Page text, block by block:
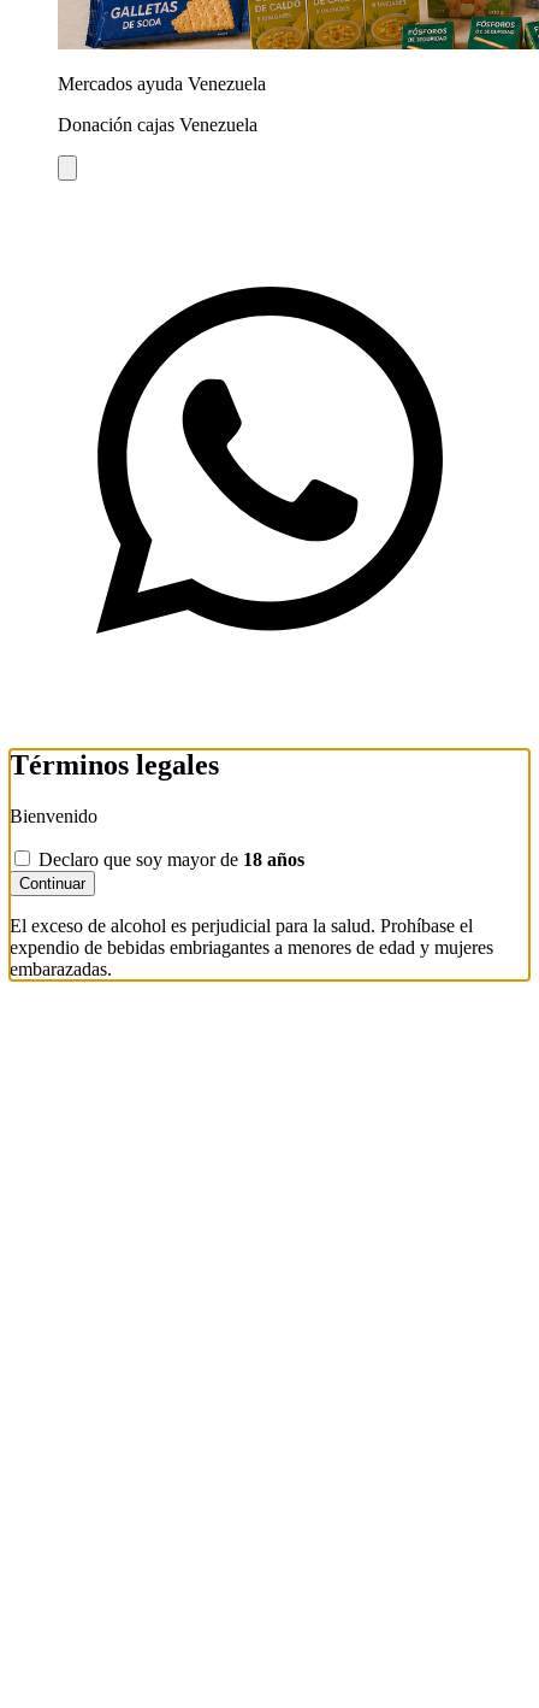
Mercados ayuda Venezuela
Donación cajas Venezuela
Términos legales
Bienvenido
Declaro que soy mayor de 18 años
Continuar
El exceso de alcohol es perjudicial para la salud. Prohíbase el
expendio de bebidas embriagantes a menores de edad y mujeres
embarazadas.